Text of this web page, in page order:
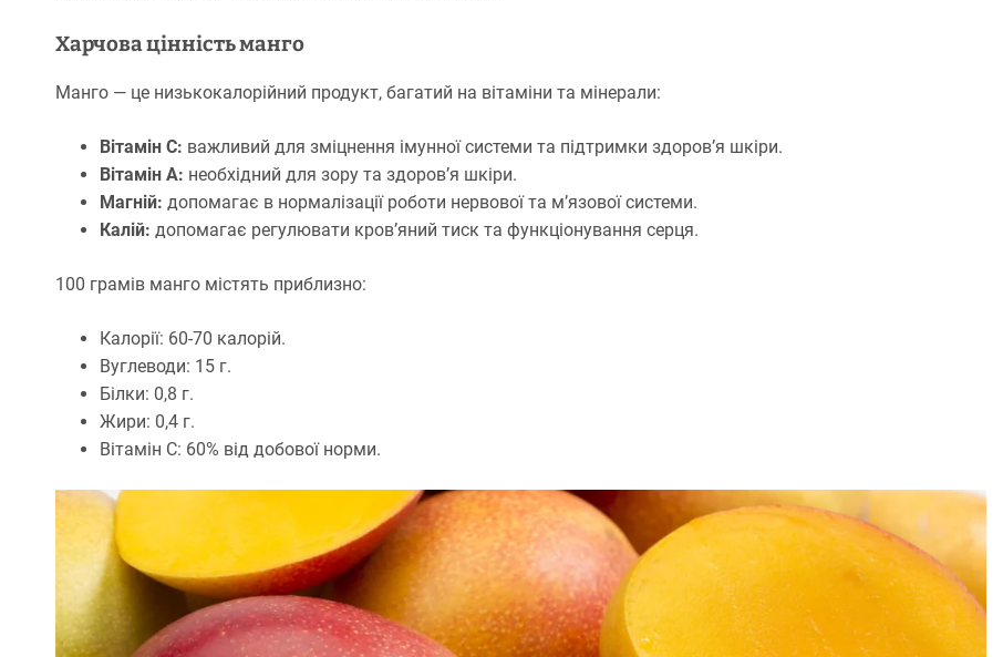
Харчова цінність манго
Манго — це низькокалорійний продукт, багатий на вітаміни та мінерали:
Вітамін C: важливий для зміцнення імунної системи та підтримки здоров’я шкіри.
Вітамін A: необхідний для зору та здоров’я шкіри.
Магній: допомагає в нормалізації роботи нервової та м’язової системи.
Калій: допомагає регулювати кров’яний тиск та функціонування серця.
100 грамів манго містять приблизно:
Калорії: 60-70 калорій.
Вуглеводи: 15 г.
Білки: 0,8 г.
Жири: 0,4 г.
Вітамін C: 60% від добової норми.